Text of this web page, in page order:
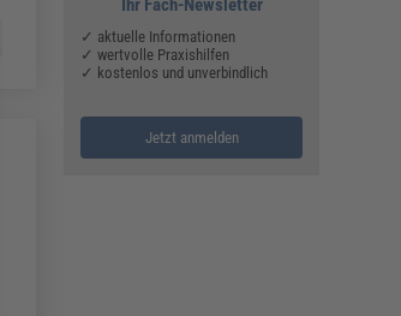
Ihr Fach-Newsletter
✓ aktuelle Informationen
✓ wertvolle Praxishilfen
✓ kostenlos und unverbindlich
Jetzt anmelden